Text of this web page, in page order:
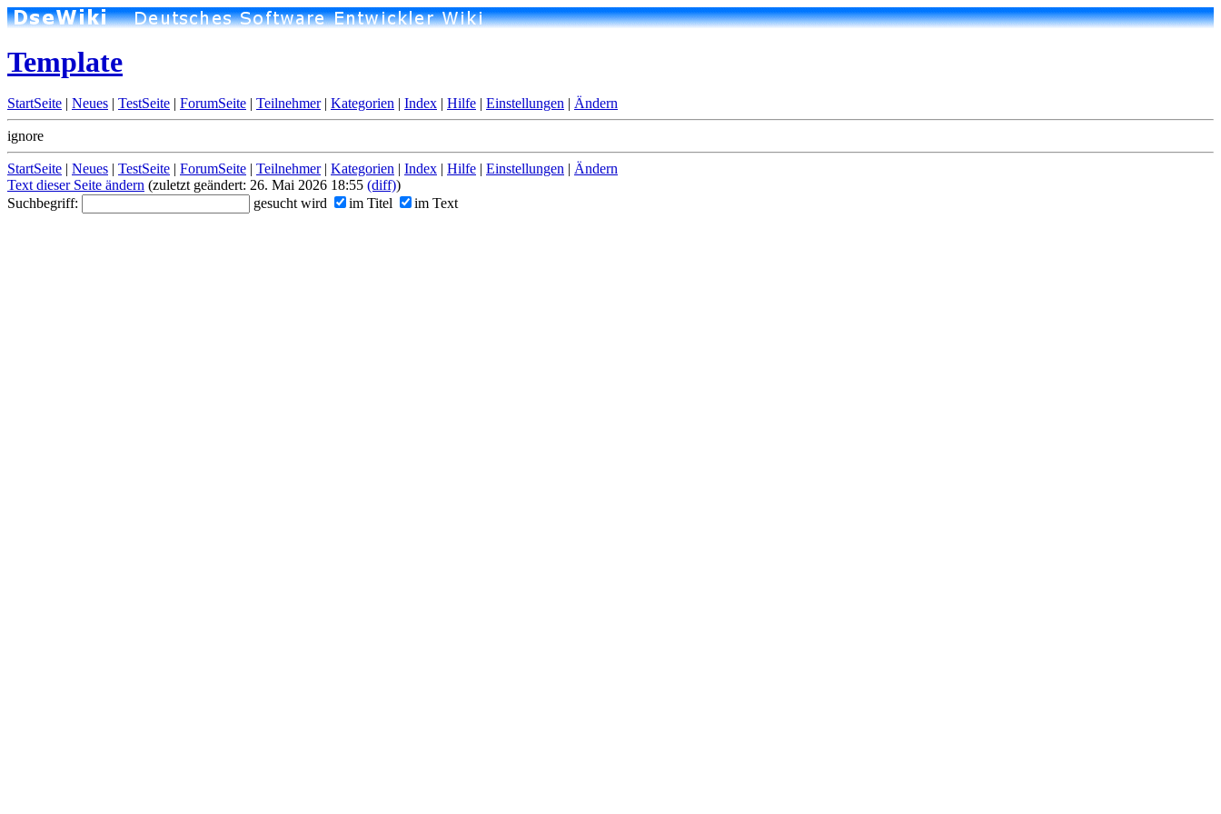
Template
StartSeite | Neues | TestSeite | ForumSeite | Teilnehmer| Kategorien | Index | Hilfe | Einstellungen | Ändern
ignore
StartSeite | Neues | TestSeite | ForumSeite | Teilnehmer| Kategorien | Index | Hilfe | Einstellungen | Ändern
Text dieser Seite ändern (zuletzt geändert: 26. Mai 2026 18:55 (diff))
Suchbegriff:
gesucht wird im Titel im Text